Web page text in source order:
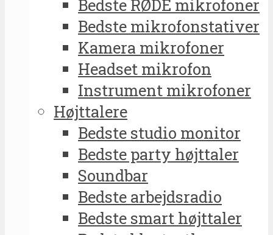
Bedste RØDE mikrofoner
Bedste mikrofonstativer
Kamera mikrofoner
Headset mikrofon
Instrument mikrofoner
Højttalere
Bedste studio monitor
Bedste party højttaler
Soundbar
Bedste arbejdsradio
Bedste smart højttaler